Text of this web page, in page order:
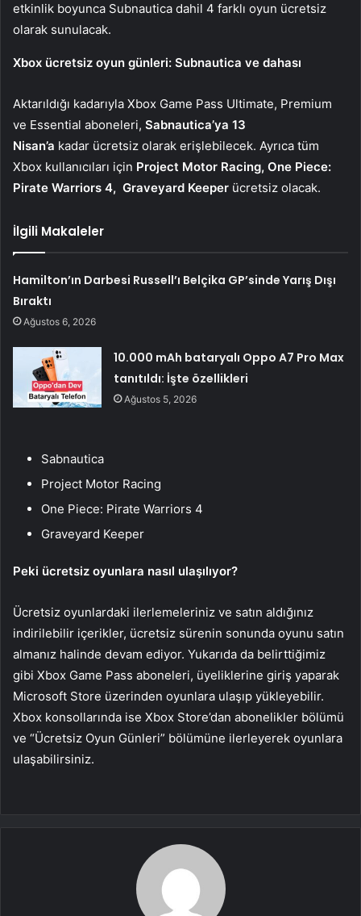
etkinlik boyunca Subnautica dahil 4 farklı oyun ücretsiz
olarak sunulacak.
Xbox ücretsiz oyun günleri: Subnautica ve dahası
Aktarıldığı kadarıyla Xbox Game Pass Ultimate, Premium
ve Essential aboneleri, Sabnautica’ya 13
Nisan’a kadar ücretsiz olarak erişlebilecek. Ayrıca tüm
Xbox kullanıcıları için Project Motor Racing, One Piece:
Pirate Warriors 4, Graveyard Keeper ücretsiz olacak.
İlgili Makaleler
Hamilton’ın Darbesi Russell’ı Belçika GP’sinde Yarış Dışı
Bıraktı
Ağustos 6, 2026
10.000 mAh bataryalı Oppo A7 Pro Max
tanıtıldı: İşte özellikleri
Ağustos 5, 2026
Sabnautica
Project Motor Racing
One Piece: Pirate Warriors 4
Graveyard Keeper
Peki ücretsiz oyunlara nasıl ulaşılıyor?
Ücretsiz oyunlardaki ilerlemeleriniz ve satın aldığınız
indirilebilir içerikler, ücretsiz sürenin sonunda oyunu satın
almanız halinde devam ediyor. Yukarıda da belirttiğimiz
gibi Xbox Game Pass aboneleri, üyeliklerine giriş yaparak
Microsoft Store üzerinden oyunlara ulaşıp yükleyebilir.
Xbox konsollarında ise Xbox Store’dan abonelikler bölümü
ve “Ücretsiz Oyun Günleri” bölümüne ilerleyerek oyunlara
ulaşabilirsiniz.